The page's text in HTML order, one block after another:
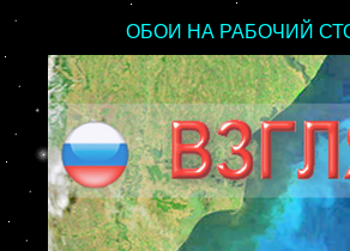
ОБОИ НА РАБОЧИЙ